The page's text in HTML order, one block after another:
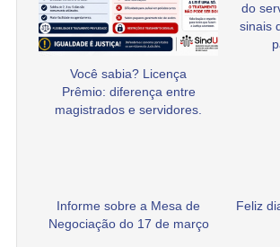
Você sabia? Licença
Prêmio: diferença entre
magistrados e servidores.
do
sinais
Informe sobre a Mesa de
Negociação do 17 de março
Feliz